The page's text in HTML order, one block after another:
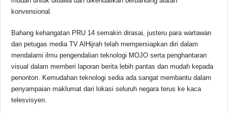
k
konvensional.
Bahang kehangatan PRU 14 semakin dirasai, justeru para wartawan
dan petugas media TV AlHijrah telah mempersiapkan diri dalam
mendalami ilmu pengendalian teknologi MOJO serta penghantaran
visual dalam memberi laporan berita lebih pantas dan mudah kepada
penonton. Kemudahan teknologi sedia ada sangat membantu dalam
penyampaian maklumat dari lokasi seluruh negara terus ke kaca
telesvisyen.